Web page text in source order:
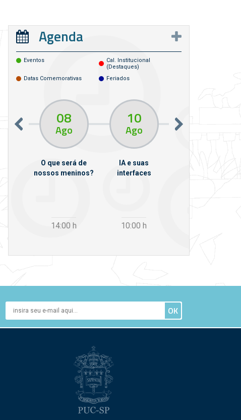
Agenda
Eventos
Cal. Institucional
(destaques)
Datas Comemorativas
Feriados
08
Ago
O que será de
nossos meninos?
14:00 h
10
Ago
IA e suas
interfaces
10:00 h